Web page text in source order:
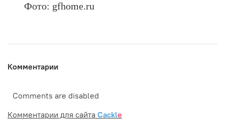
Фото: gfhome.ru
Комментарии
Comments are disabled
Комментарии для сайта Cackle